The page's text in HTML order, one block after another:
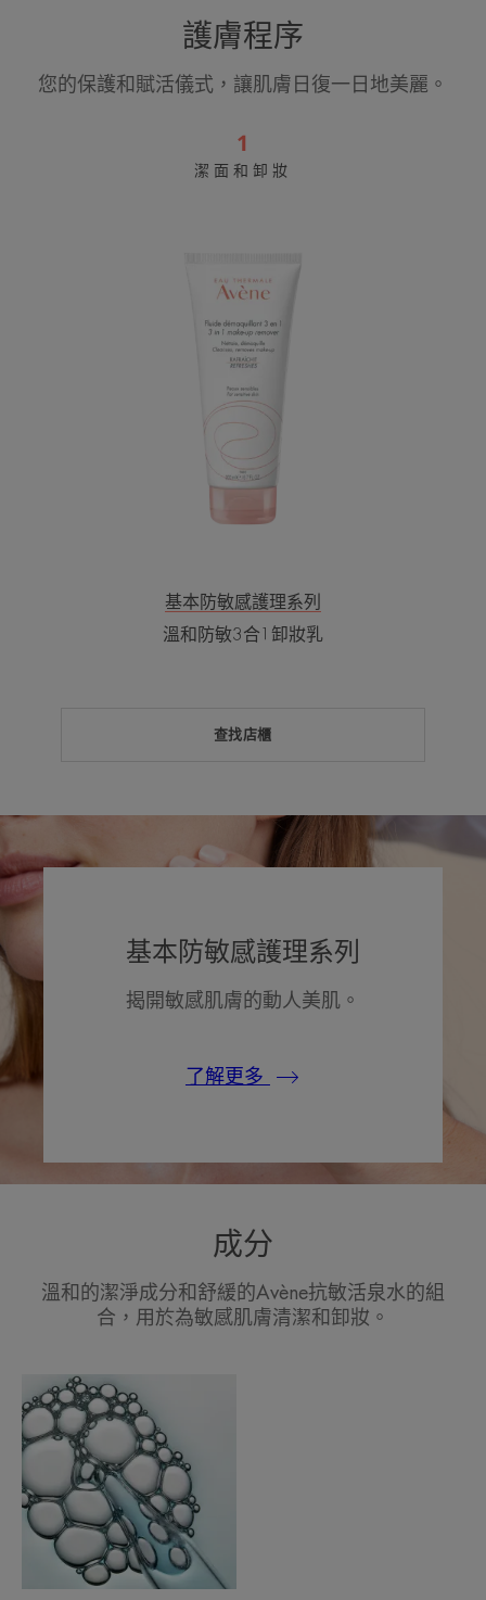
護膚程序
您的保護和賦活儀式，讓肌膚日復一日地美麗。
1
溫
3
合
1
卸
乳
潔面和卸妝
基本防敏感護理系列
溫和防敏3合1卸妝乳
查找店櫃
基本防敏感護理系列
揭開敏感肌膚的動人美肌。
了解更多
成分
溫和的潔淨成分和舒緩的Avène抗敏活泉水的組
合，用於為敏感肌膚清潔和卸妝。